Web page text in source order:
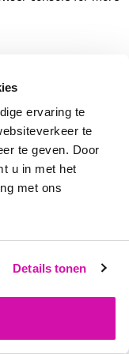
ervaring te
te
te geven. Door
u in met het
met ons
Details tonen